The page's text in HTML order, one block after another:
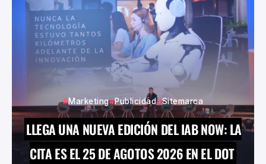
Marketing Publicidad Sitemarca
LLEGA UNA NUEVA EDICIÓN DEL IAB NOW: LA
CITA ES EL 25 DE AGOTOS 2026 EN EL DOT